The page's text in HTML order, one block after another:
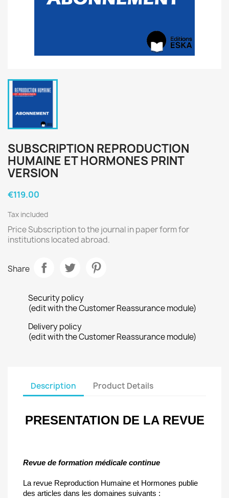
SUBSCRIPTION REPRODUCTION
HUMAINE ET HORMONES PRINT
VERSION
€119.00
Tax included
Price Subscription to the journal in paper form for
institutions located abroad.
Share
Security policy
(edit with the Customer Reassurance module)
Delivery policy
(edit with the Customer Reassurance module)
Description Product Details
PRESENTATION DE LA REVUE
Revue de formation médicale continue
La revue Reproduction Humaine et Hormones publie
des articles dans les domaines suivants :